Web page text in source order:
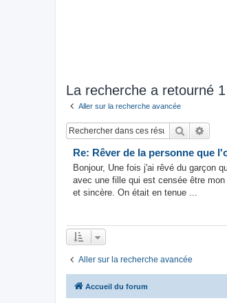
La recherche a retourné
Aller sur la recherche avancée
Rechercher
Re: Rêver de la personne que
Bonjour, Une fois j'ai rêvé du garçon
avec une fille qui est censée être
et sincère. On était en tenue ...
Aller sur la recherche avancée
Accueil du forum